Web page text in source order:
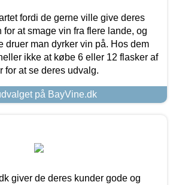
fordi de gerne ville give deres
for at smage vin fra flere lande, og
druer man dyrker vin på. Hos dem
ikke at købe 6 eller 12 flasker af
for at se deres udvalg.
på BayVine.dk
giver de deres kunder gode og